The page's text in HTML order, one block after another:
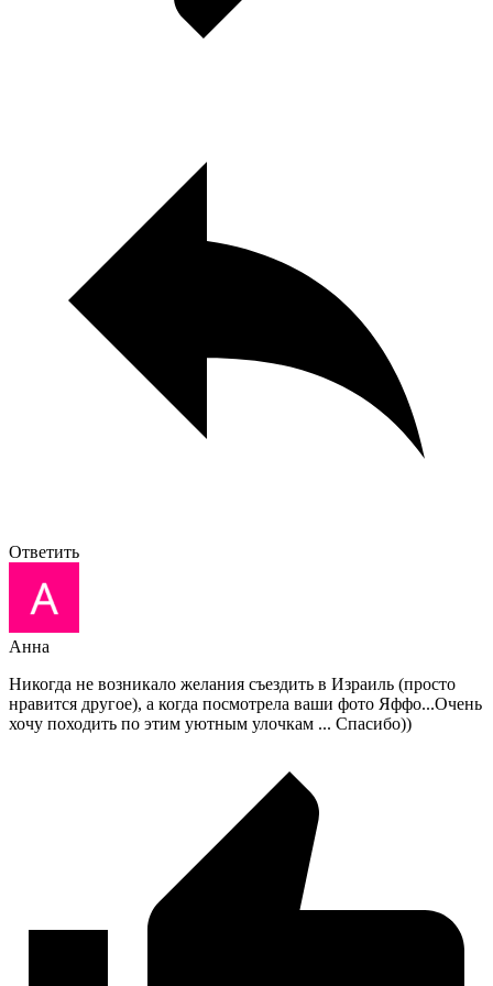
Ответить
Анна
Никогда не возникало желания съездить в Израиль (просто
нравится другое), а когда посмотрела ваши фото Яффо...Очень
хочу походить по этим уютным улочкам ... Спасибо))